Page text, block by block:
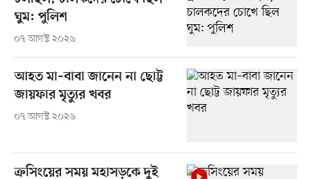
ঘুম: পুলিশ
০৭ আগস্ট ২০২৬
আহত মা–বাবা জানেন না ছোট্ট
জায়ফার মৃত্যুর খবর
০৭ আগস্ট ২০২৬
ক্রসিংয়ের সময় মহাসড়কে দুই